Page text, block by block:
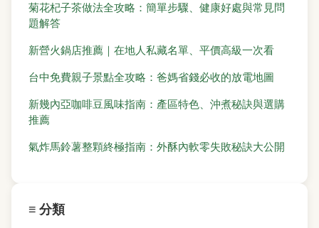
菊花杞子茶做法全攻略：簡單步驟、健康好處與常見問
題解答
新營火鍋店推薦｜在地人私藏名單、平價高級一次看
台中免費親子景點全攻略：爸媽省錢必收的放電地圖
新幾內亞咖啡豆風味指南：產區特色、沖煮秘訣與選購
推薦
氣炸馬鈴薯整顆終極指南：外酥內軟零失敗秘訣大公開
≡ 分類